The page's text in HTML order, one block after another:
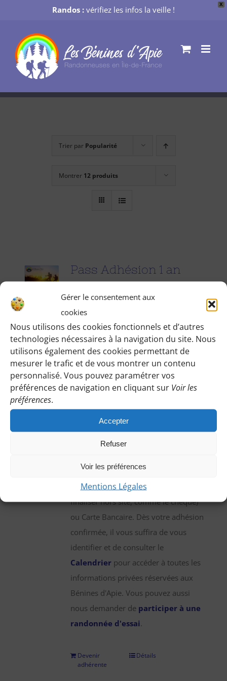
Gérer le consentement aux
cookies
Nous utilisons des cookies fonctionnels et d’autres
technologies nécessaires à la navigation du site. Nous
utilisons également des cookies permettant de
mesurer le trafic et de vous montrer un contenu
personnalisé. Vous pouvez paramétrer vos
préférences de navigation en cliquant sur Voir les
préférences.
Accepter
Refuser
Voir les préférences
Mentions Légales
X
Randos : vérifiez les infos la veille !
contenu
Trier par Popularité
Montrer 12 produits
Pass Adhésion 1 an
25.00€ pour 1 an
Accédez à toutes les informations
pratiques de nos excursions du
dimanche et des jours fériés (Point de
rendez-vous, horaires, conseils etc.), et
participez à nos activités telles que des
Pour adhérer et faire vivre notre
association, nous vous demandons
que vous pouvez régler par chèque,
virement bancaire (démarche à
finaliser hors site, comme le chèque)
ou Carte Bancaire. Dès votre adhésion
confirmée, il vous suffira de vous
identifier et de consulter le
Calendrier pour accéder à toutes les
informations privées réservées aux
Bénines d'Apie. Vous pouvez aussi
nous demander de participer à une
randonnée d'essai.
Devenir
adhérente
Détails